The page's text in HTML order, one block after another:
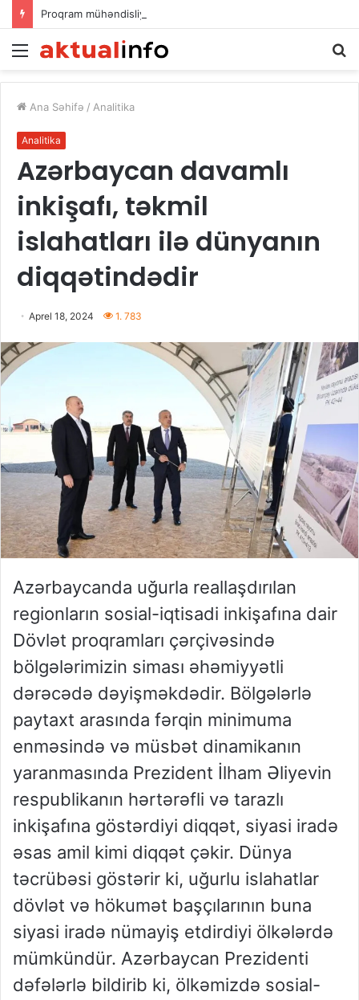
Menu
Ana Səhifə / Analitika
Analitika
Azərbaycan davamlı
inkişafı, təkmil
islahatları ilə dünyanın
diqqətindədir
Aprel 18, 2024 1. 783
Azərbaycanda uğurla reallaşdırılan
regionların sosial-iqtisadi inkişafına dair
Dövlət proqramları çərçivəsində
bölgələrimizin siması əhəmiyyətli
dərəcədə dəyişməkdədir. Bölgələrlə
paytaxt arasında fərqin minimuma
enməsində və müsbət dinamikanın
yaranmasında Prezident İlham Əliyevin
respublikanın hərtərəfli və tarazlı
inkişafına göstərdiyi diqqət, siyasi iradə
əsas amil kimi diqqət çəkir. Dünya
təcrübəsi göstərir ki, uğurlu islahatlar
dövlət və hökumət başçılarının buna
siyasi iradə nümayiş etdirdiyi ölkələrdə
mümkündür. Azərbaycan Prezidenti
dəfələrlə bildirib ki, ölkəmizdə sosial-